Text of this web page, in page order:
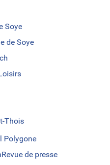
Soye
de Soye
Thois
Polygone
Revue de presse